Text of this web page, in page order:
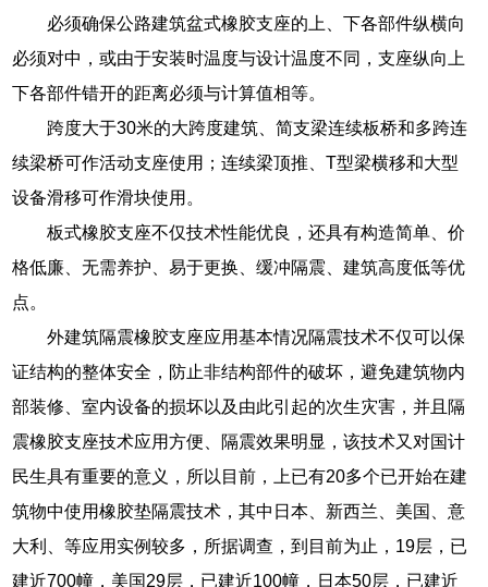
必须确保公路建筑盆式橡胶支座的上、下各部件纵横向
必须对中，或由于安装时温度与设计温度不同，支座纵向上
下各部件错开的距离必须与计算值相等。
跨度大于30米的大跨度建筑、简支梁连续板桥和多跨连
续梁桥可作活动支座使用；连续梁顶推、T型梁横移和大型
设备滑移可作滑块使用。
板式橡胶支座不仅技术性能优良，还具有构造简单、价
格低廉、无需养护、易于更换、缓冲隔震、建筑高度低等优
点。
外建筑隔震橡胶支座应用基本情况隔震技术不仅可以保
证结构的整体安全，防止非结构部件的破坏，避免建筑物内
部装修、室内设备的损坏以及由此引起的次生灾害，并且隔
震橡胶支座技术应用方便、隔震效果明显，该技术又对国计
民生具有重要的意义，所以目前，上已有20多个已开始在建
筑物中使用橡胶垫隔震技术，其中日本、新西兰、美国、意
大利、等应用实例较多，所据调查，到目前为止，19层，已
建近700幢，美国29层，已建近100幢，日本50层，已建近